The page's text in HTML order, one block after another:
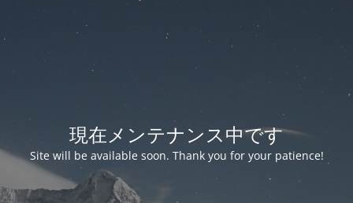
現在メンテナンス中です
Site will be available soon. Thank you for your patience!